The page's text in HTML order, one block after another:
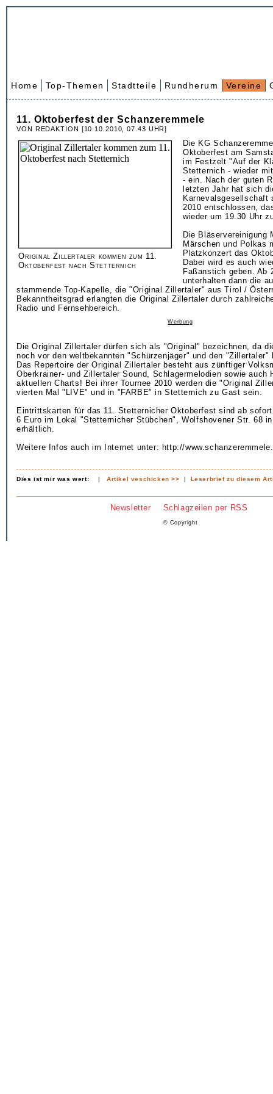
Home Top-Themen Stadtteile Rundherum Vereine
11. Oktoberfest der Schanzeremmele
VON REDAKTION [10.10.2010, 07.43 UHR]
Original Zillertaler kommen zum 11.
Oktoberfest nach Stetternich
Die KG
Oktoberfest am
im Festzelt "Auf der
Stetternich - wieder
- ein. Nach der guten
letzten Jahr hat sich
Karnevalsgesellschaft
2010 entschlossen,
wieder um 19.30 Uhr
Die Bläservereinigung
Märschen und Polkas
Platzkonzert das
Dabei wird es auch
Faßanstich geben. Ab
unterhalten dann die
stammende Top-Kapelle, die "Original Zillertaler" aus Tirol /
Bekanntheitsgrad erlangten die Original Zillertaler durch
Radio und Fernsehbereich.
Werbung
Die Original Zillertaler dürfen sich als "Original" bezeichnen, da
noch vor den weltbekannten "Schürzenjäger" und den "Zillertaler"
Das Repertoire der Original Zillertaler besteht aus zünftiger
Oberkrainer- und Zillertaler Sound, Schlagermelodien sowie auch
aktuellen Charts! Bei ihrer Tournee 2010 werden die "Original
vierten Mal "LIVE" und in "FARBE" in Stetternich zu Gast sein.
Eintrittskarten für das 11. Stetternicher Oktoberfest sind ab
6 Euro im Lokal "Stetternicher Stübchen", Wolfshovener Str. 68
erhältlich.
Weitere Infos auch im Internet unter: http://
Dies ist mir was wert: |Artikel veschicken >> | Leserbrief zu diesem
Newsletter Schlagzeilen per RSS
© Copyright